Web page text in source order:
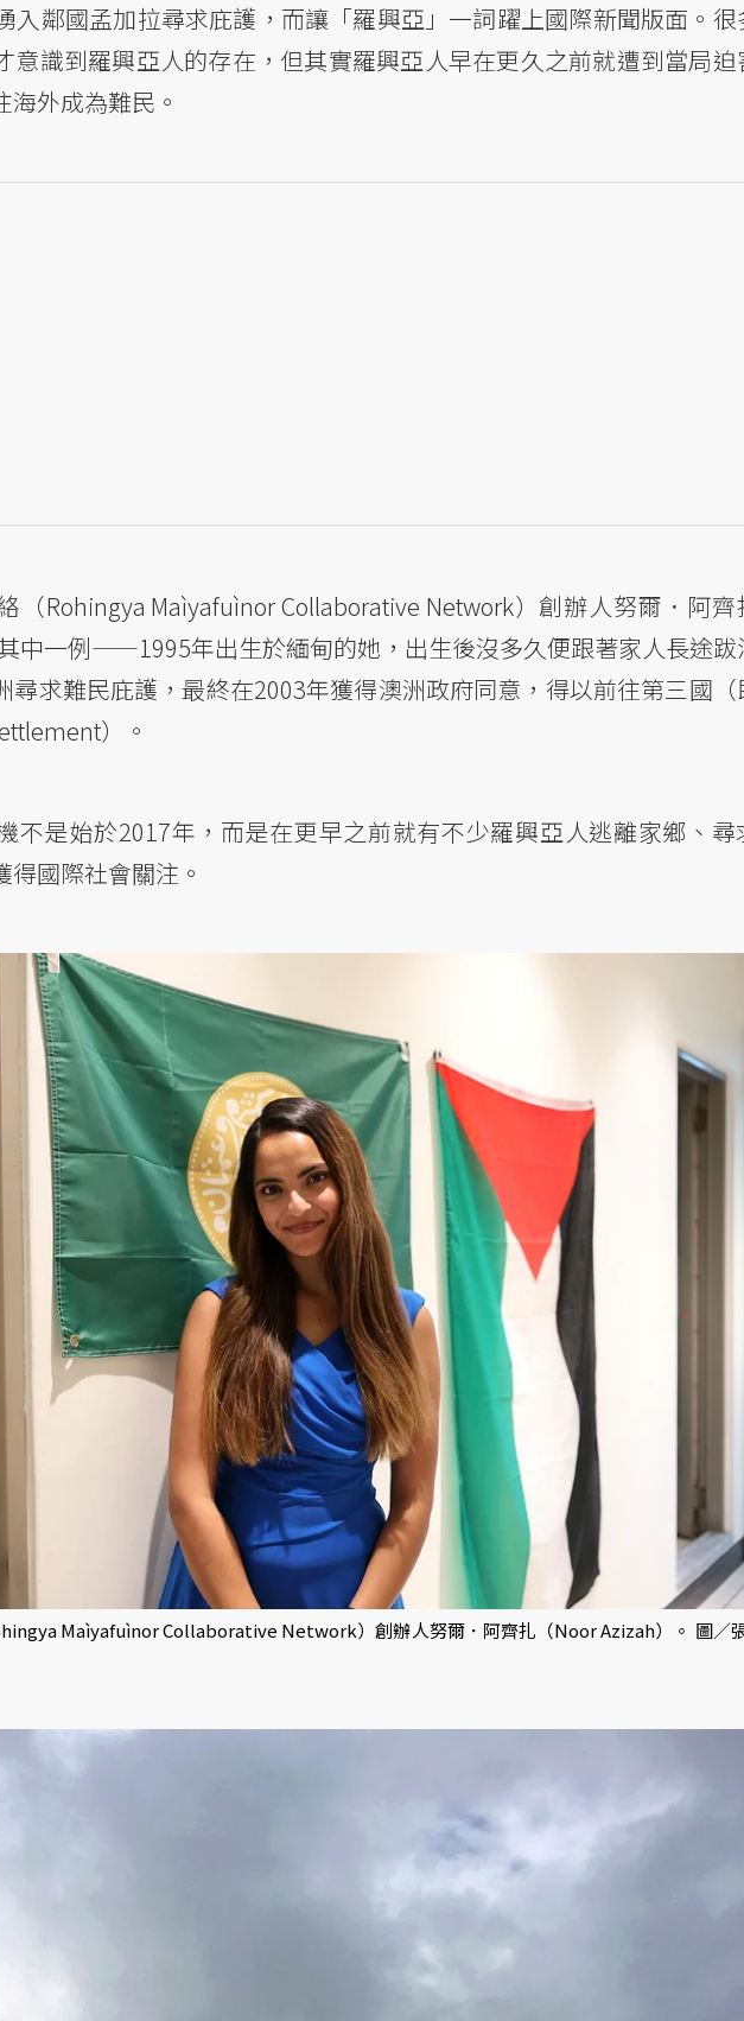
入鄰國孟加拉尋求庇護，而讓「羅興亞」一詞躍上國際新聞版面。很
意識到羅興亞人的存在，但其實羅興亞人早在更久之前就遭到當局迫
外成為難民。
（Rohingya Maìyafuìnor Collaborative Network）創辦人努爾．阿齊
中一例——1995年出生於緬甸的她，出生後沒多久便跟著家人長途跋
尋求難民庇護，最終在2003年獲得澳洲政府同意，得以前往第三國（
）。
不是始於2017年，而是在更早之前就有不少羅興亞人逃離家鄉、尋
國際社會關注。
Maìyafuìnor Collaborative Network）創辦人努爾．阿齊扎（Noor Azizah）。 圖／